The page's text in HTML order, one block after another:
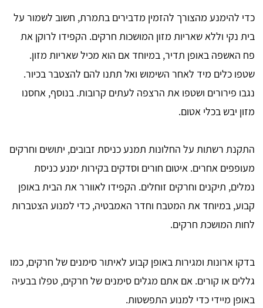
כדי להימנע מהצורך להזמין מדבירים בתמרת, חשוב לשמור על
בית נקי וללא שאריות מזון המושכות חרקים. הקפידו לרוקן את
פח האשפה באופן תדיר, במיוחד אם הוא מכיל שאריות מזון.
שטפו כלים מיד לאחר השימוש ואל תתנו להם להצטבר בכיור.
נגבו פירורים ושטפו את הרצפה לעתים קרובות. בנוסף, אחסנו
מזון יבש בכלי אטום.
התקנת רשתות על החלונות תמנע כניסת זבובים, יתושים וחרקים
מעופפים אחרים. איטום חורים וסדקים בקירות ימנע כניסת
נמלים, תיקנים וחרקים זוחלים. הקפידו לאוורר את הבית באופן
קבוע, במיוחד את המטבח וחדר האמבטיה, כדי למנוע הצטברות
לחות המושכת חרקים.
בדקו ארונות ומגירות באופן קבוע לאיתור סימנים של חרקים, כמו
גללים או קורים. אם אתם מגלים סימנים של חרקים, טפלו בבעיה
באופן מיידי כדי למנוע התפשטות.